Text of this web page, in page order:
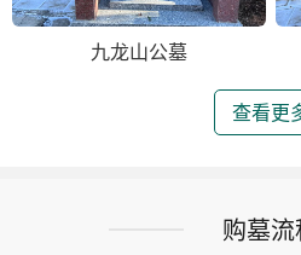
九龙山公墓
查看更
购墓流